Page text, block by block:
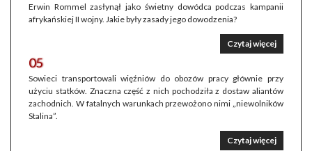
Erwin Rommel zasłynął jako świetny dowódca podczas kampanii
afrykańskiej II wojny. Jakie były zasady jego dowodzenia?
Czytaj więcej
05
Sowieci transportowali więźniów do obozów pracy głównie przy
użyciu statków. Znaczna część z nich pochodziła z dostaw aliantów
zachodnich. W fatalnych warunkach przewożono nimi „niewolników
Stalina”.
Czytaj więcej